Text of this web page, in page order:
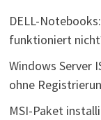
DELL-
funktioniert
Windows Server
ohne
MSI-Paket